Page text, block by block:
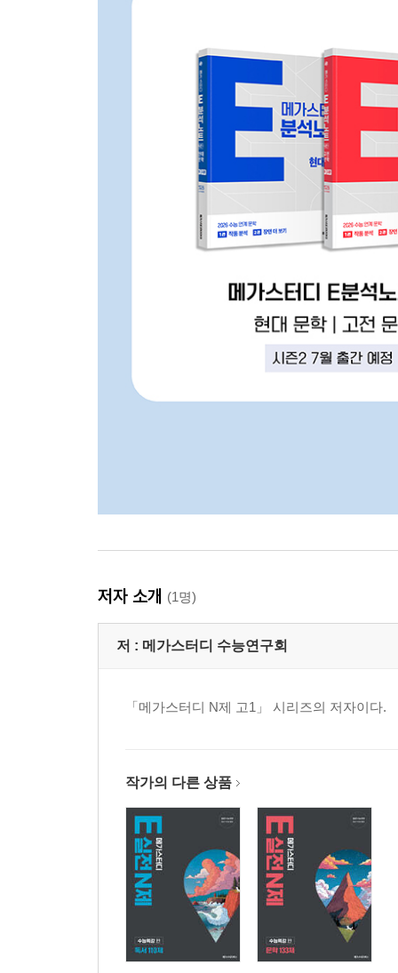
저자 소개 (1명)
저 : 메가스터디 수능연구회
「메가스터디 N제 고1」 시리즈의 저자이다.
작가의 다른 상품